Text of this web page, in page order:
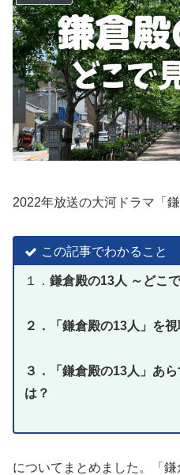
2022年放送の大河ドラマ「
この記事でわかること
１． 鎌倉殿の13人 ～どこ
２．「 鎌倉殿の13人」を
３．「鎌倉殿の13人」あ
は？
についてまとめました。「